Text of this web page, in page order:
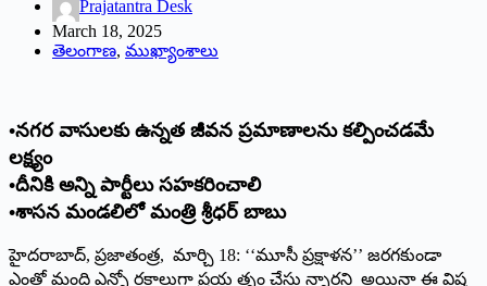
Prajatantra Desk
March 18, 2025
తెలంగాణ, ముఖ్యాంశాలు
•నగర వాసులకు ఉన్నత జీవన ప్రమాణాలను కల్పించడమే
లక్ష్యం
•దీనికి అన్ని పార్టీలు సహకరించాలి
•శాసన మండలిలో మంత్రి శ్రీధర్‌ ‌బాబు
హైదరాబాద్‌, ‌ప్రజాతంత్ర, మార్చి 18: ‘‘మూసీ ప్రక్షాళన’’ జరగకుండా
ఎంతో మంది ఎన్నో రకాలుగా ప్రయ త్నం చేస్తు న్నారని అయినా ఈ విష